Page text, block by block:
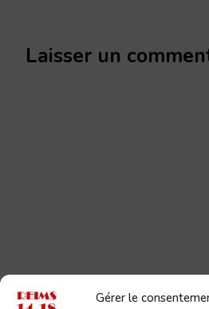
Gérer le
Laisser un